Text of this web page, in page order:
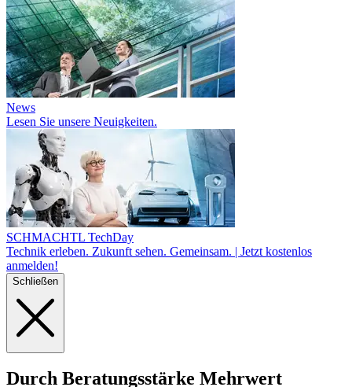
News
Lesen Sie unsere Neuigkeiten.
SCHMACHTL TechDay
Technik erleben. Zukunft sehen. Gemeinsam. | Jetzt kostenlos
anmelden!
Schließen
Durch Beratungsstärke Mehr­wert